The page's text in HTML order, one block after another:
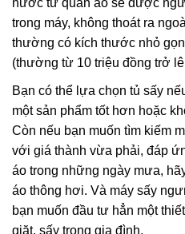
nước từ quần áo sẽ được
trong máy, không thoát ra
thường có kích thước nhỏ
(thường từ 10 triệu đồng trở
Bạn có thể lựa chọn tủ sấy
một sản phẩm tốt hơn hoặc
Còn nếu bạn muốn tìm kiếm
với giá thành vừa phải, đáp
áo trong những ngày mưa,
áo thông hơi. Và máy sấy
bạn muốn đầu tư hẳn một
giặt, sấy trong gia đình.